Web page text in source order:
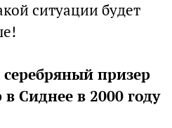
ситуации будет
призер
Сиднее в 2000 году